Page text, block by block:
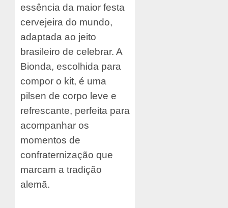
essência da maior festa
cervejeira do mundo,
adaptada ao jeito
brasileiro de celebrar. A
Bionda, escolhida para
compor o kit, é uma
pilsen de corpo leve e
refrescante, perfeita para
acompanhar os
momentos de
confraternização que
marcam a tradição
alemã.